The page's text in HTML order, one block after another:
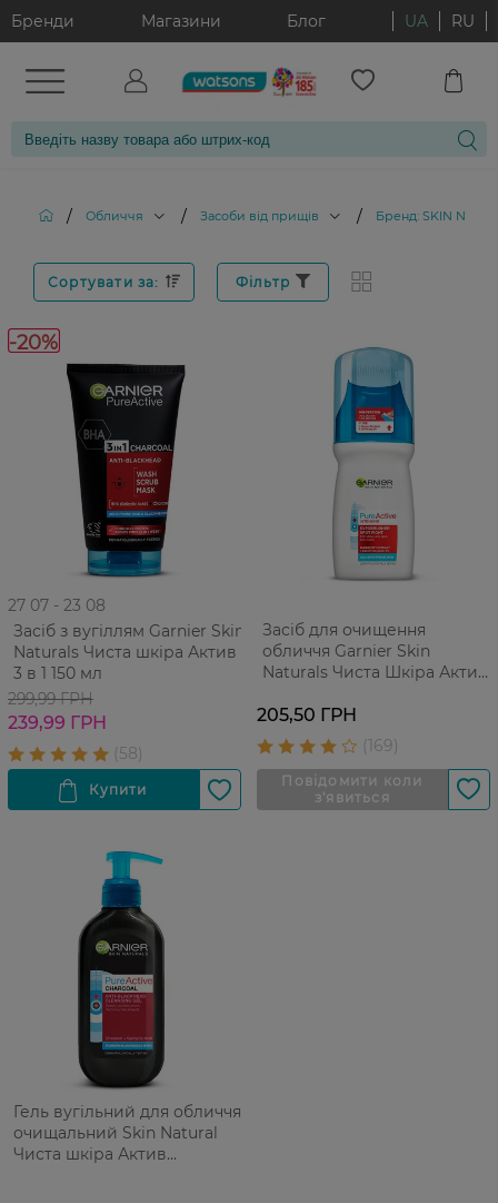
Бренди Магазини Блог UA RU
/ Обличчя / Засоби від прищів / Бренд: SKIN
Сортувати за: Фільтр
-20%
27 07 - 23 08
Засіб з вугіллям Garnier Skin
Naturals Чиста шкіра Актив
3 в 1 150 мл
299,99 ГРН
239,99 ГРН
Засіб для очищення
обличчя Garnier Skin
Naturals Чиста Шкіра Актив
205,50 ГРН
Гель вугільний для обличчя
очищальний Skin Natural
Чиста шкіра Актив